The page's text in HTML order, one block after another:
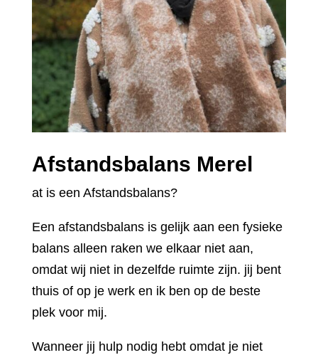
Afstandsbalans Merel
at is een Afstandsbalans?
Een afstandsbalans is gelijk aan een fysieke
balans alleen raken we elkaar niet aan,
omdat wij niet in dezelfde ruimte zijn. jij bent
thuis of op je werk en ik ben op de beste
plek voor mij.
Wanneer jij hulp nodig hebt omdat je niet